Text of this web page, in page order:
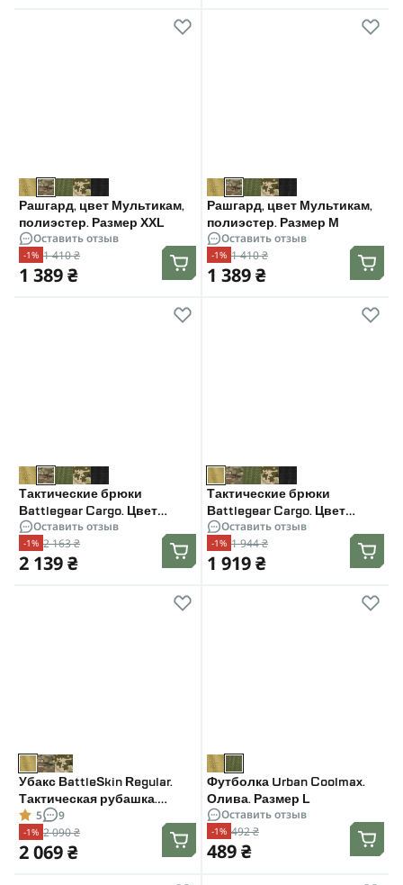
Рашгард, цвет Мультикам,
полиэстер. Размер XXL
Оставить отзыв
-1% 1 410 ₴
1 389 ₴
Рашгард, цвет Мультикам,
полиэстер. Размер M
Оставить отзыв
-1% 1 410 ₴
1 389 ₴
Тактические брюки
Battlegear Cargo. Цвет
Мультикам. Размер L
Оставить отзыв
-1% 2 163 ₴
2 139 ₴
Тактические брюки
Battlegear Cargo. Цвет
Койот. Размер S
Оставить отзыв
-1% 1 944 ₴
1 919 ₴
Убакс BattleSkin Regular.
Тактическая рубашка.
Койот. Размер: L
5 9
-1% 2 090 ₴
2 069 ₴
Футболка Urban Coolmax.
Олива. Размер L
Оставить отзыв
-1% 492 ₴
489 ₴